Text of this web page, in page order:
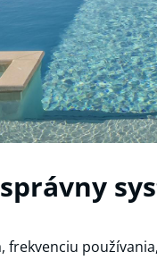
frekvenciu